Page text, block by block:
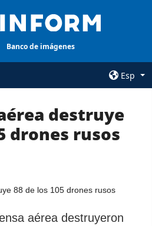
Banco de imágenes
Esp
AGENCIA
condiciones de
servicios
destruye
drones rusos
aérea destruyeron